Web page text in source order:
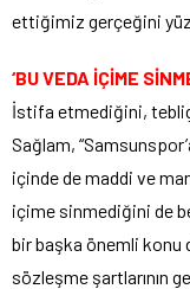
ettiğimiz gerçeğini
‘BU VEDA İÇİME
İstifa etmediğini,
Sağlam,
içinde de maddi ve
içime sinmediğini de
bir başka önemli
sözleşme şartlarının